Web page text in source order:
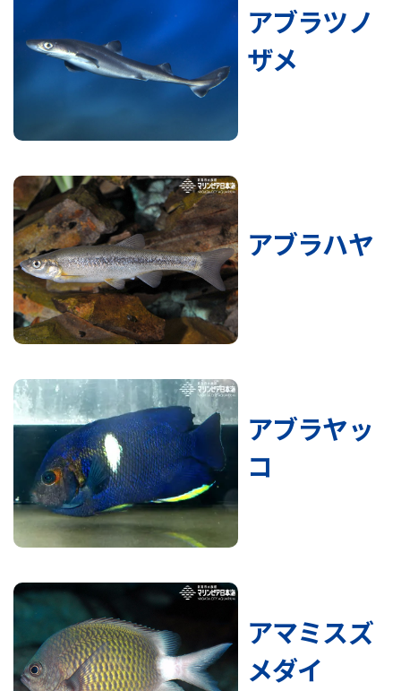
アブラツノ
ザメ
アブラハヤ
アブラヤッ
コ
アマミスズ
メダイ